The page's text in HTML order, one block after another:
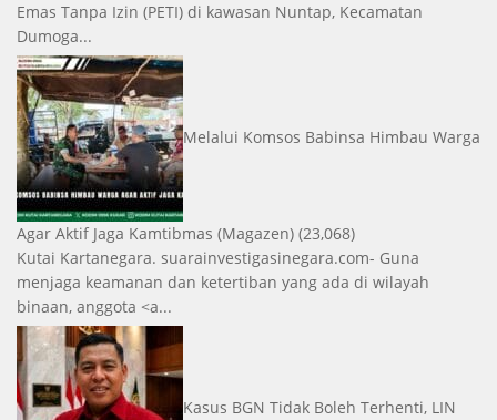
Emas Tanpa Izin (PETI) di kawasan Nuntap, Kecamatan
Dumoga...
Melalui Komsos Babinsa Himbau Warga
Agar Aktif Jaga Kamtibmas (Magazen) (23,068)
Kutai Kartanegara. suarainvestigasinegara.com- Guna
menjaga keamanan dan ketertiban yang ada di wilayah
binaan, anggota <a...
Kasus BGN Tidak Boleh Terhenti, LIN